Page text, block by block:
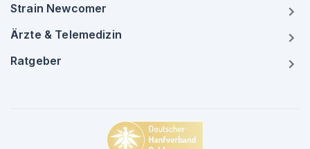
Strain Newcomer
Ärzte & Telemedizin
Ratgeber